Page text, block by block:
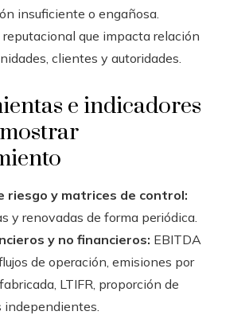
insuficiente o engañosa.
que impacta relación
clientes y autoridades.
e indicadores
riesgo y matrices de control:
y renovadas de forma periódica.
y no financieros: EBITDA
de operación, emisiones por
LTIFR, proporción de
independientes.